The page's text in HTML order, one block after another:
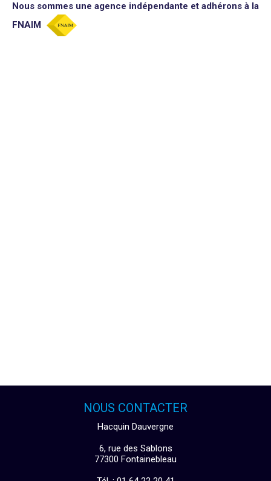
Nous sommes une agence indépendante et adhérons à la
FNAIM
NOUS CONTACTER
Hacquin Dauvergne
6, rue des Sablons
77300 Fontainebleau